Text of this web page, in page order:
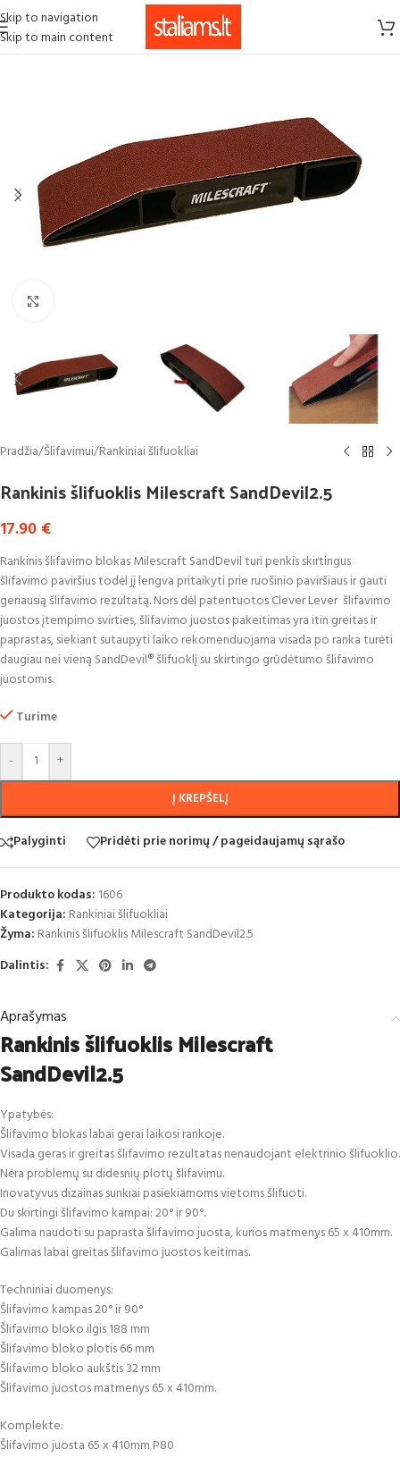
Skip to navigation
Skip to main content
Pradžia/Šlifavimui/Rankiniai šlifuokliai
Rankinis šlifuoklis Milescraft SandDevil2.5
17.90 €
Rankinis šlifavimo blokas Milescraft SandDevil turi penkis skirtingus
šlifavimo paviršius todėl jį lengva pritaikyti prie ruošinio paviršiaus ir gauti
geriausią šlifavimo rezultatą. Nors dėl patentuotos Clever Lever šlifavimo
juostos įtempimo svirties, šlifavimo juostos pakeitimas yra itin greitas ir
paprastas, siekiant sutaupyti laiko rekomenduojama visada po ranka turėti
daugiau nei vieną SandDevil® šlifuoklį su skirtingo grūdėtumo šlifavimo
juostomis.
Turime
- +
Į KREPŠELĮ
Palyginti Pridėti prie norimų / pageidaujamų sąrašo
Produkto kodas: 1606
Kategorija: Rankiniai šlifuokliai
Žyma: Rankinis šlifuoklis Milescraft SandDevil2.5
Dalintis:
Aprašymas
Rankinis šlifuoklis Milescraft
SandDevil2.5
Ypatybės:
Šlifavimo blokas labai gerai laikosi rankoje.
Visada geras ir greitas šlifavimo rezultatas nenaudojant elektrinio šlifuoklio.
Nėra problemų su didesnių plotų šlifavimu.
Inovatyvus dizainas sunkiai pasiekiamoms vietoms šlifuoti.
Du skirtingi šlifavimo kampai: 20° ir 90°.
Galima naudoti su paprasta šlifavimo juosta, kurios matmenys 65 x 410mm.
Galimas labai greitas šlifavimo juostos keitimas.
Techniniai duomenys:
Šlifavimo kampas 20° ir 90°
Šlifavimo bloko ilgis 188 mm
Šlifavimo bloko plotis 66 mm
Šlifavimo bloko aukštis 32 mm
Šlifavimo juostos matmenys 65 x 410mm.
Komplekte:
Šlifavimo juosta 65 x 410mm P80